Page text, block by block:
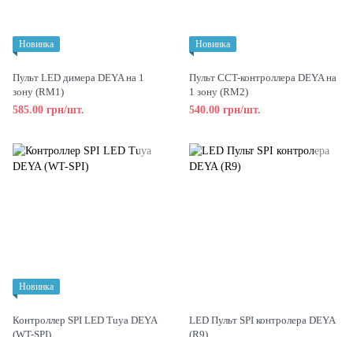
Новинка
Пульт LED димера DEYA на 1
зону (RM1)
585.00 грн/шт.
Новинка
Пульт CCT-контроллера DEYA на
1 зону (RM2)
540.00 грн/шт.
Новинка
Контроллер SPI LED Tuya DEYA
(WT-SPI)
LED Пульт SPI контролера DEYA
(R9)